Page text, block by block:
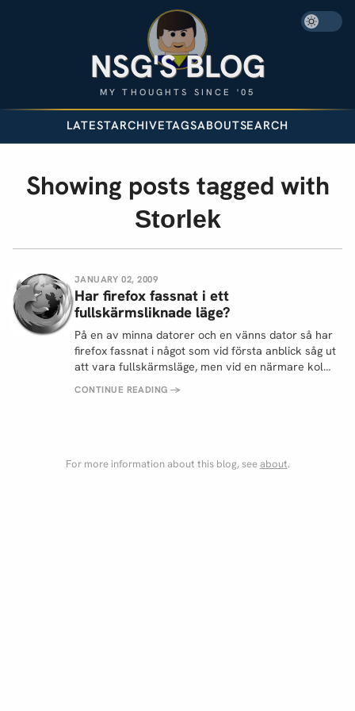
NSG'S BLOG
MY THOUGHTS SINCE '05
LATESTARCHIVETAGSABOUTSEARCH
Showing posts tagged with
Storlek
JANUARY 02, 2009
Har firefox fassnat i ett
fullskärmsliknade läge?
På en av minna datorer och en vänns dator så har
firefox fassnat i något som vid första anblick såg ut
att vara fullskärmsläge, men vid en närmare kol…
CONTINUE READING→
For more information about this blog, seeabout.